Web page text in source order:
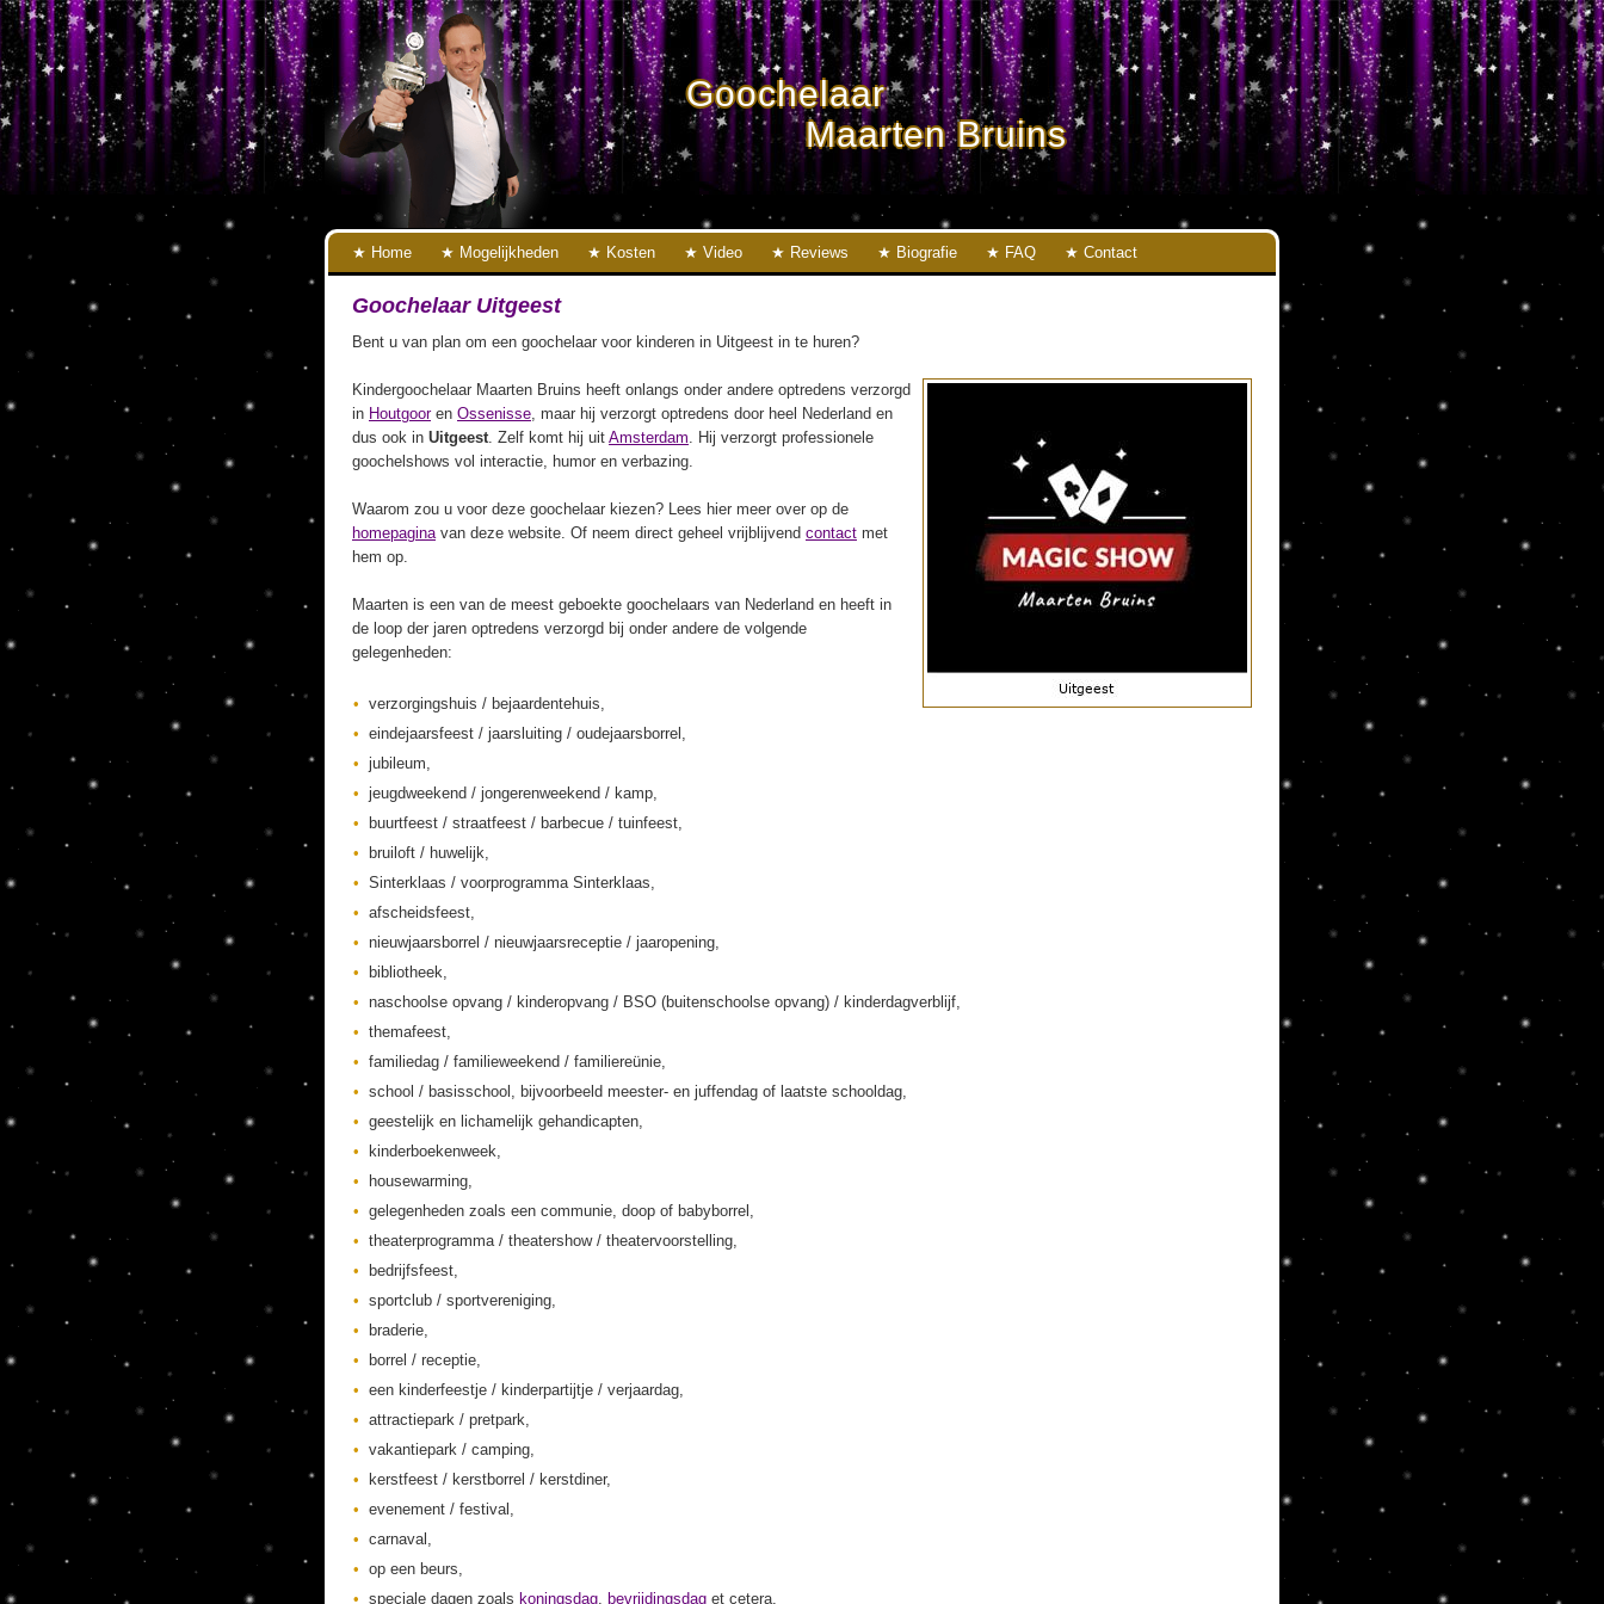
Goochelaar
Maarten Bruins
Home Mogelijkheden Kosten Video Reviews Biografie FAQ Contact
Goochelaar Uitgeest
Bent u van plan om een goochelaar voor kinderen in Uitgeest in te huren?
Kindergoochelaar Maarten Bruins heeft onlangs onder andere optredens verzorgd
in Houtgooren Ossenisse, maar hij verzorgt optredens door heel Nederland en
dus ook in Uitgeest. Zelf komt hij uit Amsterdam. Hij verzorgt professionele
goochelshows vol interactie, humor en verbazing.
Waarom zou u voor deze goochelaar kiezen? Lees hier meer over op de
homepaginavan deze website. Of neem direct geheel vrijblijvend contact met
hem op.
Maarten is een van de meest geboekte goochelaars van Nederland en heeft in
de loop der jaren optredens verzorgd bij onder andere de volgende
gelegenheden:
verzorgingshuis / bejaardentehuis,
eindejaarsfeest / jaarsluiting / oudejaarsborrel,
jubileum,
jeugdweekend / jongerenweekend / kamp,
buurtfeest / straatfeest / barbecue / tuinfeest,
bruiloft / huwelijk,
Sinterklaas / voorprogramma Sinterklaas,
afscheidsfeest,
nieuwjaarsborrel / nieuwjaarsreceptie / jaaropening,
bibliotheek,
naschoolse opvang / kinderopvang / BSO (buitenschoolse opvang) / kinderdagverblijf,
themafeest,
familiedag / familieweekend / familiereünie,
school / basisschool, bijvoorbeeld meester- en juffendag of laatste schooldag,
geestelijk en lichamelijk gehandicapten,
kinderboekenweek,
housewarming,
gelegenheden zoals een communie, doop of babyborrel,
theaterprogramma / theatershow / theatervoorstelling,
bedrijfsfeest,
sportclub / sportvereniging,
braderie,
borrel / receptie,
een kinderfeestje / kinderpartijtje / verjaardag,
attractiepark / pretpark,
vakantiepark / camping,
kerstfeest / kerstborrel / kerstdiner,
evenement / festival,
carnaval,
op een beurs,
speciale dagen zoals koningsdag, bevrijdingsdag et cetera,